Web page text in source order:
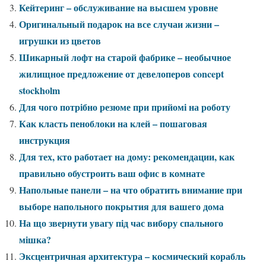
Кейтеринг – обслуживание на высшем уровне
Оригинальный подарок на все случаи жизни –
игрушки из цветов
Шикарный лофт на старой фабрике – необычное
жилищное предложение от девелоперов concept
stockholm
Для чого потрібно резюме при прийомі на роботу
Как класть пеноблоки на клей – пошаговая
инструкция
Для тех, кто работает на дому: рекомендации, как
правильно обустроить ваш офис в комнате
Напольные панели – на что обратить внимание при
выборе напольного покрытия для вашего дома
На що звернути увагу під час вибору спального
мішка?
Эксцентричная архитектура – космический корабль